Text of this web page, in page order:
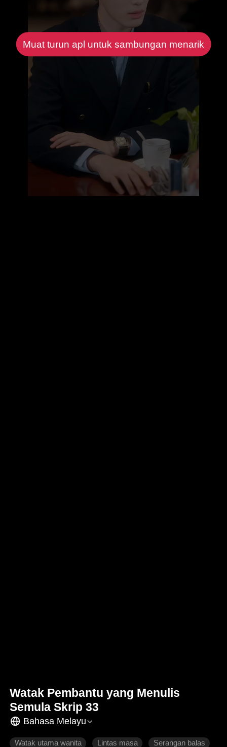
Muat turun apl untuk sambungan menarik
Watak Pembantu yang Menulis
Semula Skrip 33
Bahasa Melayu
Watak utama wanita Lintas masa Serangan balas